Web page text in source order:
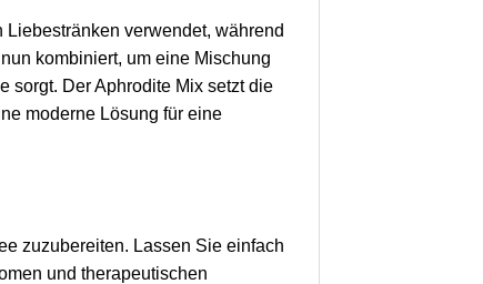
verwendet, während
kombiniert, um eine Mischung
sorgt. Der Aphrodite Mix setzt die
moderne Lösung für eine
zuzubereiten. Lassen Sie einfach
und therapeutischen